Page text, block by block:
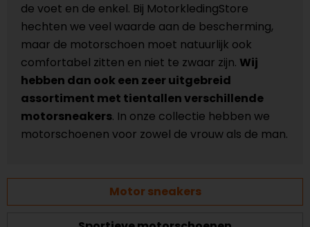
de voet en de enkel. Bij MotorkledingStore
hechten we veel waarde aan de bescherming,
maar de motorschoen moet natuurlijk ook
comfortabel zitten en niet te zwaar zijn. Wij
hebben dan ook een zeer uitgebreid
assortiment met tientallen verschillende
motorsneakers. In onze collectie hebben we
motorschoenen voor zowel de vrouw als de man.
Motor sneakers